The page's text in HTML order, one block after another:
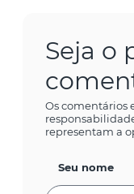
Seja o
Os comentários
representam a
Seu nome